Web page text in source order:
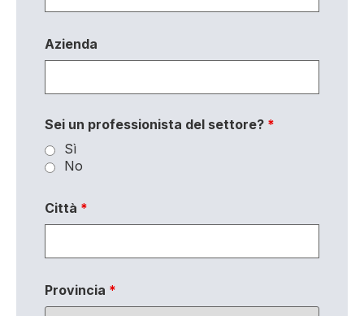
Azienda
Sei un professionista del settore? *
Sì
No
Città *
Provincia *